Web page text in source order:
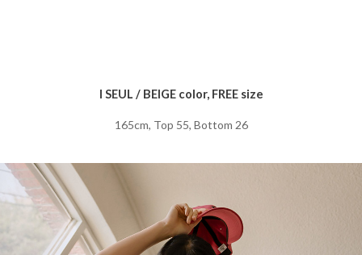
I SEUL / BEIGE color, FREE size
165cm, Top 55, Bottom 26